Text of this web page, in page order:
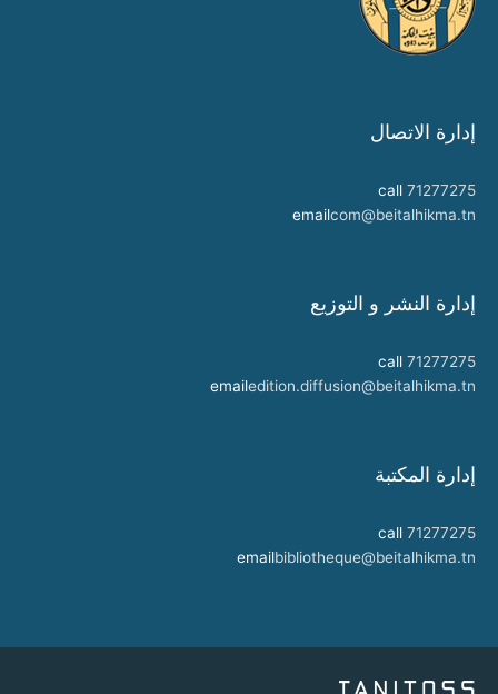
إدارة الاتصال
call 71277275
emailcom@beitalhikma.tn
إدارة النشر و التوزيع
call 71277275
emailedition.diffusion@beitalhikma.tn
إدارة المكتبة
call 71277275
emailbibliotheque@beitalhikma.tn